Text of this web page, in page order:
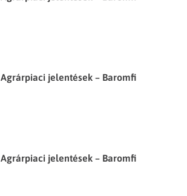
Agrárpiaci jelentések – Baromfi
Agrárpiaci jelentések – Baromfi